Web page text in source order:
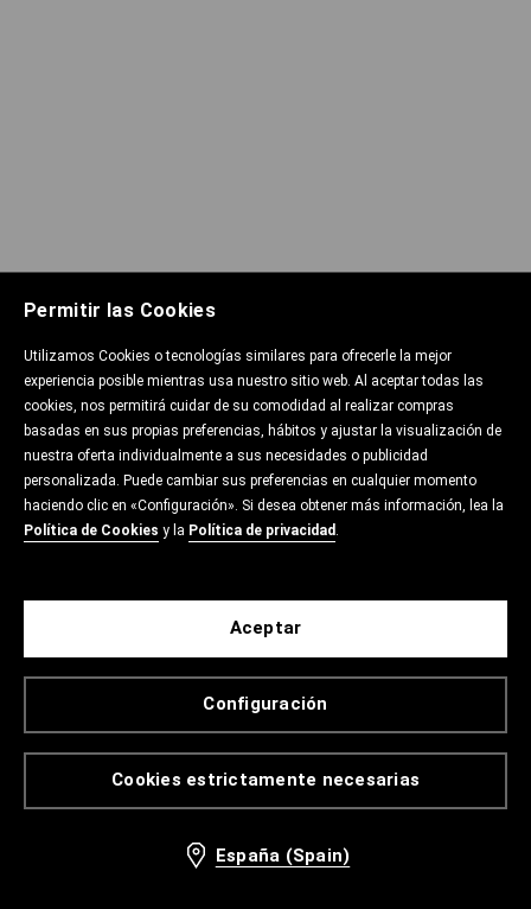
Permitir las Cookies
Utilizamos Cookies o tecnologías similares para ofrecerle la mejor
experiencia posible mientras usa nuestro sitio web. Al aceptar todas las
cookies, nos permitirá cuidar de su comodidad al realizar compras
basadas en sus propias preferencias, hábitos y ajustar la visualización de
nuestra oferta individualmente a sus necesidades o publicidad
personalizada. Puede cambiar sus preferencias en cualquier momento
haciendo clic en «Configuración». Si desea obtener más información, lea la
Política de Cookies y la Política de privacidad.
Cookies estrictamente necesarias
Configuración
Aceptar
España (Spain)